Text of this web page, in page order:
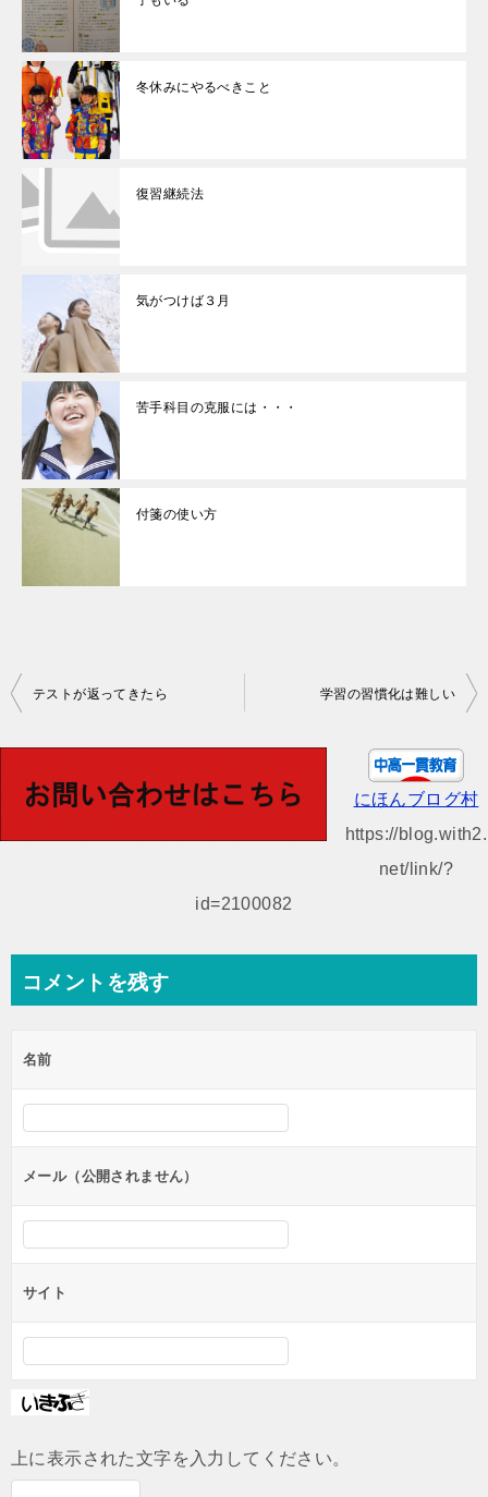
冬休みにやるべきこと
復習継続法
気がつけば３月
苦手科目の克服には・・・
付箋の使い方
投
ビ
テストが返ってきたら 学習の習慣化は難しい
にほんブログ村
https://blog.with2.
net/link/?
id=2100082
コメントを残す
名前
メール（公開されません）
サイト
上に表示された文字を入力してください。